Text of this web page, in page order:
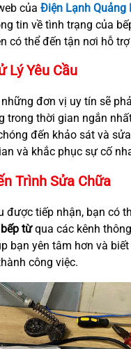
của Điện Lạnh Quảng
tin về tình trạng của
có thể đến tận nơi hỗ
Lý Yêu Cầu
đơn vị uy tín sẽ
trong thời gian ngắn
đến khảo sát và
và khắc phục sự cố
Trình Sửa Chữa
được tiếp nhận, bạn có
từqua các kênh
bạn yên tâm hơn và
công việc.